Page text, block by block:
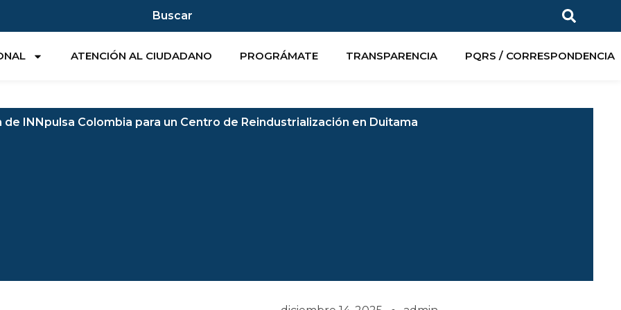
Buscar
ATENCIÓN AL CIUDADANO PROGRÁMATE TRANSPARENCIA PQRS / CORRESPONDENCIA
de INNpulsa Colombia para un Centro de Reindustrialización en Duitama